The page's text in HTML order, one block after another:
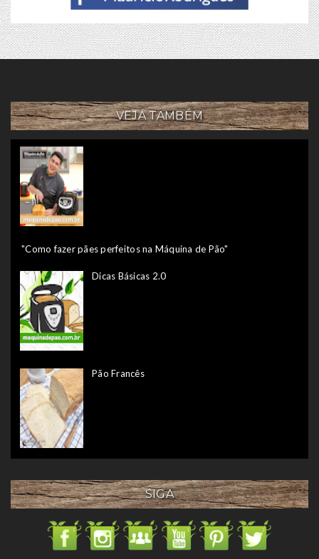
VEJA TAMBÉM
"Como fazer pães perfeitos na Máquina de Pão"
Dicas Básicas 2.0
Pão Francês
SIGA